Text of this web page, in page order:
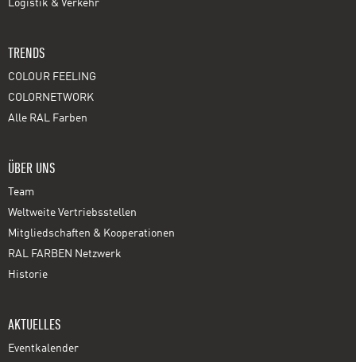
Logistik & Verkehr
TRENDS
COLOUR FEELING
COLORNETWORK
Alle RAL Farben
ÜBER UNS
Team
Weltweite Vertriebsstellen
Mitgliedschaften & Kooperationen
RAL FARBEN Netzwerk
Historie
AKTUELLES
Eventkalender